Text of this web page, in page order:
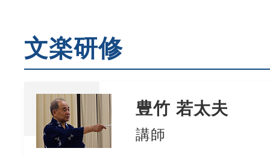
文楽研修
豊竹 若太夫
講師